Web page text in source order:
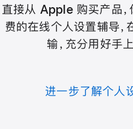
直接从 Apple 购买产品
费的在线个人设置辅导
输，充分用好手
进一步了解个人